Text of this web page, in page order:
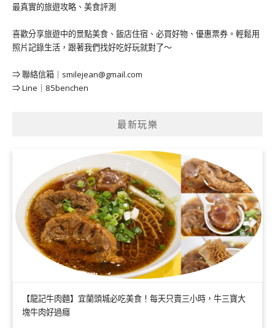
最真實的旅遊攻略、美食評測
喜歡分享旅遊中的景點美食、飯店住宿、必買好物、優惠票券。輕鬆用
照片記錄生活，跟著我們找好吃好玩就對了～
⇒ 聯絡信箱｜ smilejean@gmail.com
⇒ Line｜85benchen
最新玩樂
【龍記牛肉麵】宜蘭頭城必吃美食！每天只賣三小時，牛三寶大
塊牛肉好過癮